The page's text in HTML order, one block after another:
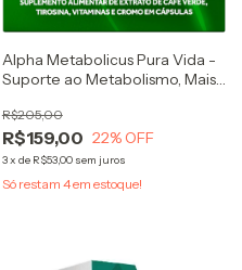
Alpha Metabolicus Pura Vida -
Suporte ao Metabolismo, Mais
R$159,00
R$205,00
22% OFF
3x de R$53,00 sem juros
Só restam 4em estoque!